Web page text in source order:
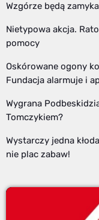
Wzgórze będą
Nietypowa akcja.
pomocy
Oskórowane ogony
Fundacja alarmuje i
Wygrana
Tomczykiem?
Wystarczy jedna
nie plac zabaw!